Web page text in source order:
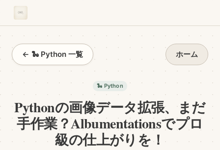
← 🐍 Python 一覧 ホーム
🐍 Python
Pythonの画像データ拡張、まだ
手作業？Albumentationsでプロ
級の仕上がりを！